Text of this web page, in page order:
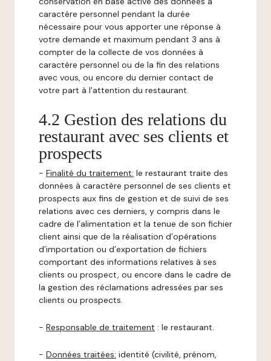
caractère personnel pendant la durée
nécessaire pour vous apporter une réponse à
votre demande et maximum pendant 3 ans à
compter de la collecte de vos données à
caractère personnel ou de la fin des relations
avec vous, ou encore du dernier contact de
votre part à l'attention du restaurant.
4.2 Gestion des relations du
restaurant avec ses clients et
prospects
- Finalité du traitement: le restaurant traite des
données à caractère personnel de ses clients et
prospects aux fins de gestion et de suivi de ses
relations avec ces derniers, y compris dans le
cadre de l’alimentation et la tenue de son fichier
client ainsi que de la réalisation d’opérations
d’importation ou d’exportation de fichiers
comportant des informations relatives à ses
clients ou prospect, ou encore dans le cadre de
la gestion des réclamations adressées par ses
clients ou prospects.
- Responsable de traitement : le restaurant.
- Données traitées: identité (civilité, prénom,